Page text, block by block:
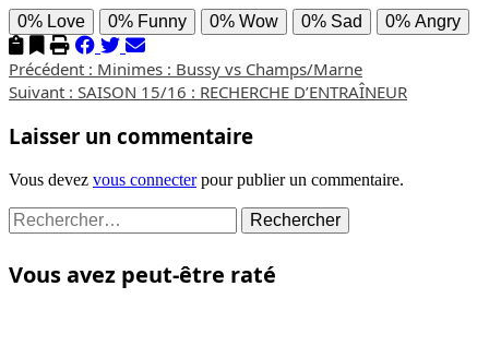
0% Love 0% Funny 0% Wow 0% Sad 0% Angry
Navigation
d’article
Précédent : Minimes : Bussy vs Champs/Marne
Suivant : SAISON 15/16 : RECHERCHE D’ENTRAÎNEUR
Laisser un commentaire
Vous devez vous connecterpour publier un commentaire.
Rechercher :
Vous avez peut-être raté